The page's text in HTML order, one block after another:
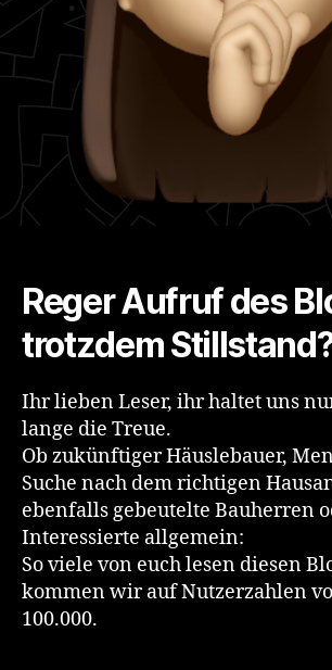
Reger Aufruf des
trotzdem
Ihr lieben Leser, ihr haltet uns
lange die Treue.
Ob zukünftiger Häuslebauer,
Suche nach dem richtigen
ebenfalls gebeutelte Bauherren
Interessierte allgemein:
So viele von euch lesen diesen
kommen wir auf Nutzerzahlen
100.000.